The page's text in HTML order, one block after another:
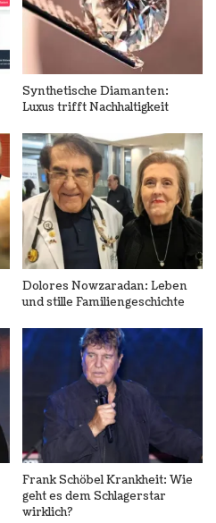
Synthetische Diamanten:
Luxus trifft Nachhaltigkeit
Dolores Nowzaradan: Leben
und stille Familiengeschichte
Frank Schöbel Krankheit: Wie
geht es dem Schlagerstar
wirklich?